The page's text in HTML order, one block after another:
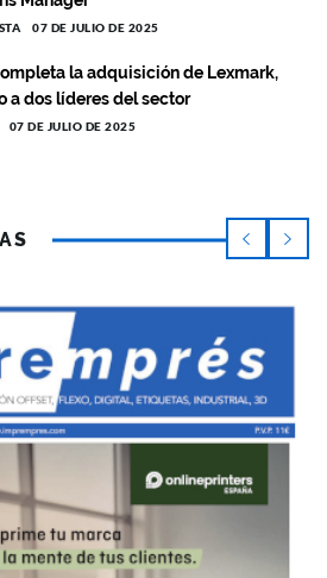
07 DE JULIO DE 2025
la adquisición de Lexmark,
a dos líderes del sector
07 DE JULIO DE 2025